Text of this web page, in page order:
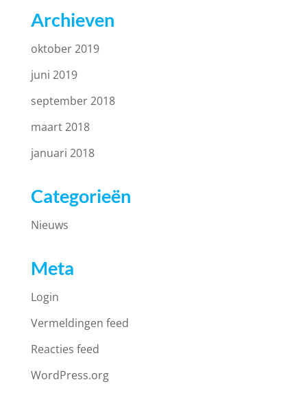
Archieven
oktober 2019
juni 2019
september 2018
maart 2018
januari 2018
Categorieën
Nieuws
Meta
Login
Vermeldingen feed
Reacties feed
WordPress.org